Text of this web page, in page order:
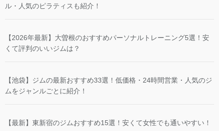
ル・人気のピラティスも紹介！
【2026年最新】大曽根のおすすめパーソナルトレーニング5選！安
くて評判のいいジムは？
【池袋】ジムの最新おすすめ33選！低価格・24時間営業・人気のジ
ムをジャンルごとに紹介！
【最新】東新宿のジムおすすめ15選！安くて女性でも通いやすい！